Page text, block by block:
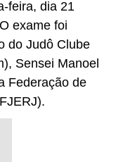
feira, dia 21
exame foi
do Judô Clube
Sensei Manoel
Federação de